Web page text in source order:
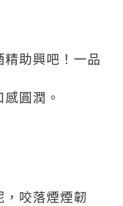
助興吧！一品
圓潤。
咬落煙煙韌